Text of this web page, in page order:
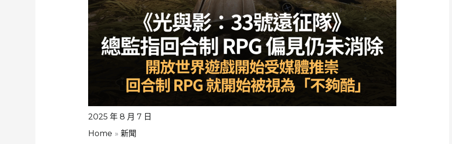
2025 年 8 月 7 日
Home
新聞